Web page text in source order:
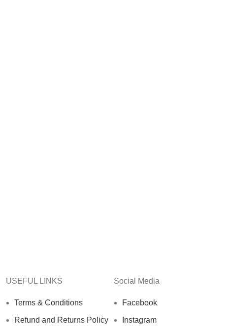
USEFUL LINKS
Terms & Conditions
Refund and Returns Policy
Social Media
Facebook
Instagram